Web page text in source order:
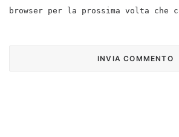
browser per la prossima volta che